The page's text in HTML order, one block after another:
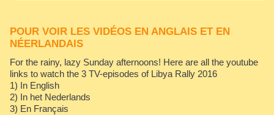
POUR VOIR LES VIDÉOS EN ANGLAIS ET EN
NÉERLANDAIS
For the rainy, lazy Sunday afternoons! Here are all the youtube
links to watch the 3 TV-episodes of Libya Rally 2016
1) In English
2) In het Nederlands
3) En Français